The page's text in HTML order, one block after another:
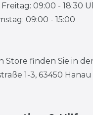
09:00 - 18:30
09:00 - 15:00
Store finden Sie in der
1-3, 63450 Hanau